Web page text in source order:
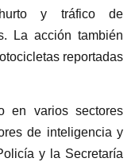
hurto y tráfico de
La acción también
reportadas
en varios sectores
de inteligencia y
y la Secretaría